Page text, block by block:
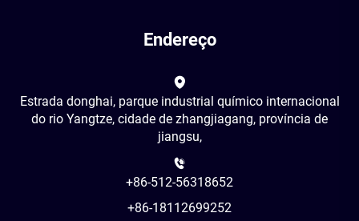
Endereço
Estrada donghai, parque industrial químico internacional
do rio Yangtze, cidade de zhangjiagang, província de
jiangsu,
+86-512-56318652
+86-18112699252